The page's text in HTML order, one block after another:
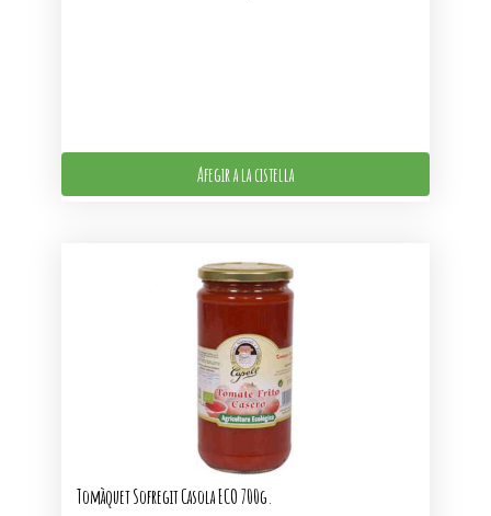
Afegir a la cistella
Tomàquet Sofregit Casola ECO 700g.